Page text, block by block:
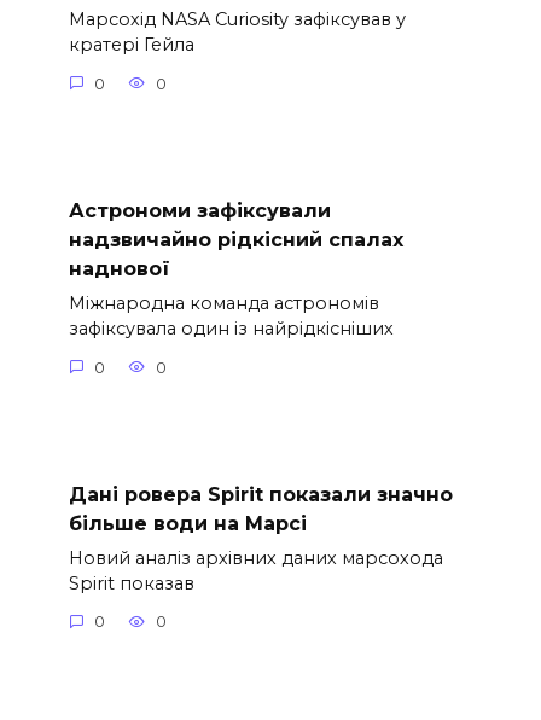
Марсохід NASA Curiosity зафіксував у
кратері Гейла
0 0
Астрономи зафіксували
надзвичайно рідкісний спалах
наднової
Міжнародна команда астрономів
зафіксувала один із найрідкісніших
0 0
Дані ровера Spirit показали значно
більше води на Марсі
Новий аналіз архівних даних марсохода
Spirit показав
0 0